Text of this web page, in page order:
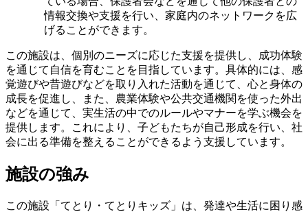
情報交換や支援を行い、家庭内のネットワークを広
げることができます。
この施設は、個別のニーズに応じた支援を提供し、成功体験
を通じて自信を育むことを目指しています。具体的には、感
覚遊びや昔遊びなどを取り入れた活動を通じて、心と身体の
成長を促進し、また、農業体験や公共交通機関を使った外出
などを通じて、実生活の中でのルールやマナーを学ぶ機会を
提供します。これにより、子どもたちが自己形成を行い、社
会に出る準備を整えることができるよう支援しています。
施設の強み
この施設「てとり・てとりキッズ」は、発達や生活に困り感